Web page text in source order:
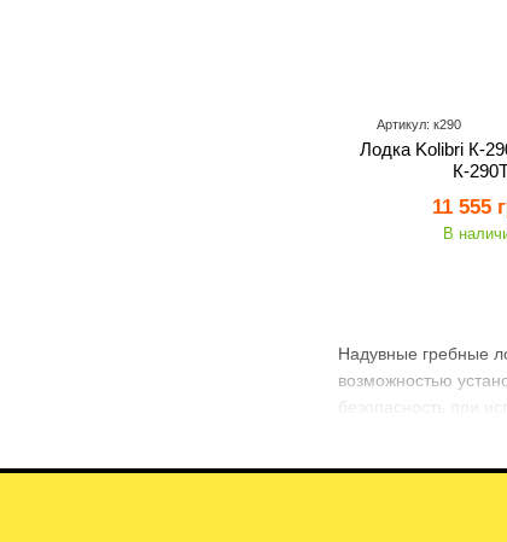
Надувные гребные
возможностью
безопасность при
Артикул: к290
Лодка Kolibri К-
К-
11 555
В